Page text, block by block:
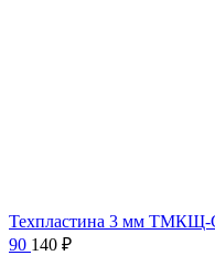
Техпластина 3 мм
90 140 ₽